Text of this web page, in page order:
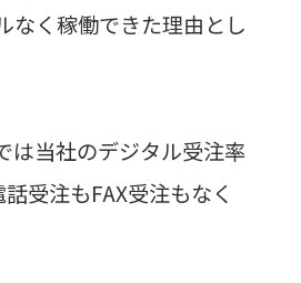
なく稼働できた理由とし
は当社のデジタル受注率
受注もFAX受注もなく